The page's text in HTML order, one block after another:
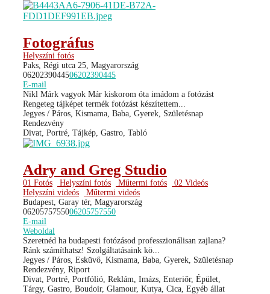
Fotográfus
Helyszíni fotós
Paks, Régi utca 25, Magyarország
0620239044506202390445
E-mail
Nikl Márk vagyok Már kiskorom óta imádom a fotózást
Rengeteg tájképet termék fotózást készítettem...
Jegyes / Páros, Kismama, Baba, Gyerek, Születésnap
Rendezvény
Divat, Portré, Tájkép, Gastro, Tabló
Adry and Greg Studio
01 Fotós Helyszíni fotós Műtermi fotós
02 Videós
Helyszíni videós
Műtermi videós
Budapest, Garay tér, Magyarország
0620575755006205757550
E-mail
Weboldal
Szeretnéd ha budapesti fotózásod professzionálisan zajlana?
Ránk számíthatsz! Szolgáltatásaink kö...
Jegyes / Páros, Esküvő, Kismama, Baba, Gyerek, Születésnap
Rendezvény, Riport
Divat, Portré, Portfólió, Reklám, Imázs, Enteriőr, Épület,
Tárgy, Gastro, Boudoir, Glamour, Kutya, Cica, Egyéb állat